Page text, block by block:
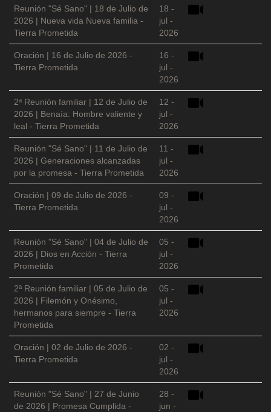
Reunión "Sé Sano" | 18 de Julio de
2026 | Nueva vida Nueva familia -
Tierra Prometida
18 -
jul -
2026
Oración | 16 de Julio de 2026 -
Tierra Prometida
16 -
jul -
2026
2ª Reunión familiar | 12 de Julio de
2026 | Benaía: Hombre valiente y
leal - Tierra Prometida
12 -
jul -
2026
Reunión "Sé Sano" | 11 de Julio de
2026 | Generaciones alcanzadas
por la promesa - Tierra Prometida
11 -
jul -
2026
Oración | 09 de Julio de 2026 -
Tierra Prometida
09 -
jul -
2026
Reunión "Sé Sano" | 04 de Julio de
2026 | Dios en Acción - Tierra
Prometida
05 -
jul -
2026
2ª Reunión familiar | 05 de Julio de
2026 | Filemón y Onésimo,
hermanos para siempre - Tierra
Prometida
05 -
jul -
2026
Oración | 02 de Julio de 2026 -
Tierra Prometida
02 -
jul -
2026
Reunión "Sé Sano" | 27 de Junio
de 2026 | Promesa Cumplida -
28 -
jun -